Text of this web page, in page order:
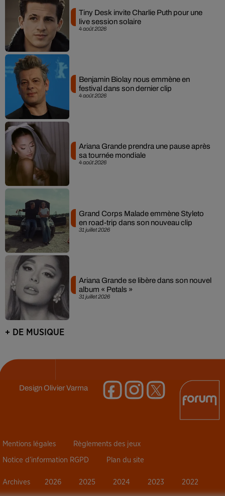
4 août 2026
Tiny Desk invite Charlie Puth pour une
live session solaire
4 août 2026
Benjamin Biolay nous emmène en
festival dans son dernier clip
4 août 2026
Ariana Grande prendra une pause après
sa tournée mondiale
31 juillet 2026
Grand Corps Malade emmène Styleto
en road-trip dans son nouveau clip
31 juillet 2026
Ariana Grande se libère dans son nouvel
album « Petals »
+ DE MUSIQUE
DesignOlivier Varma
Mentions légales Règlements des jeux
Notice d’information RGPD Plan du site
Archives 2026 2025 2024 2023 2022